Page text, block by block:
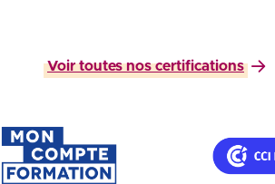
Voir toutes nos certifications